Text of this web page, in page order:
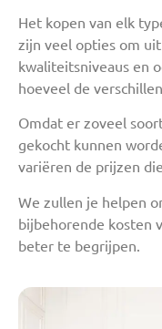
Het kopen van elk
zijn veel opties om
kwaliteitsniveaus en
hoeveel de
Omdat er zoveel
gekocht kunnen
variëren de prijzen
We zullen je helpen
bijbehorende kosten
beter te begrijpen.